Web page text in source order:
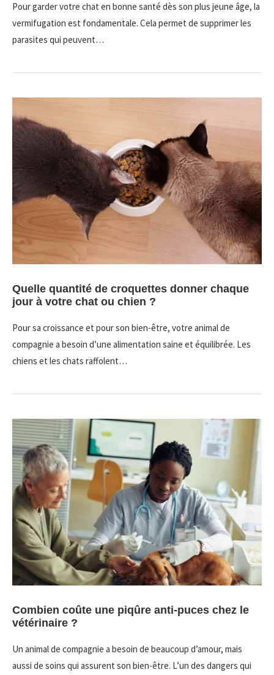
Pour garder votre chat en bonne santé dès son plus jeune âge, la
vermifugation est fondamentale. Cela permet de supprimer les
parasites qui peuvent…
Quelle quantité de croquettes donner chaque
jour à votre chat ou chien ?
Pour sa croissance et pour son bien-être, votre animal de
compagnie a besoin d’une alimentation saine et équilibrée. Les
chiens et les chats raffolent…
Combien coûte une piqûre anti-puces chez le
vétérinaire ?
Un animal de compagnie a besoin de beaucoup d’amour, mais
aussi de soins qui assurent son bien-être. L’un des dangers qui